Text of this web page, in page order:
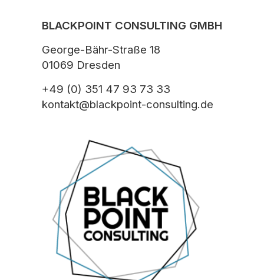
BLACKPOINT CONSULTING GMBH
George-Bähr-Straße 18
01069 Dresden
+49 (0) 351 47 93 73 33
kontakt@blackpoint-consulting.de